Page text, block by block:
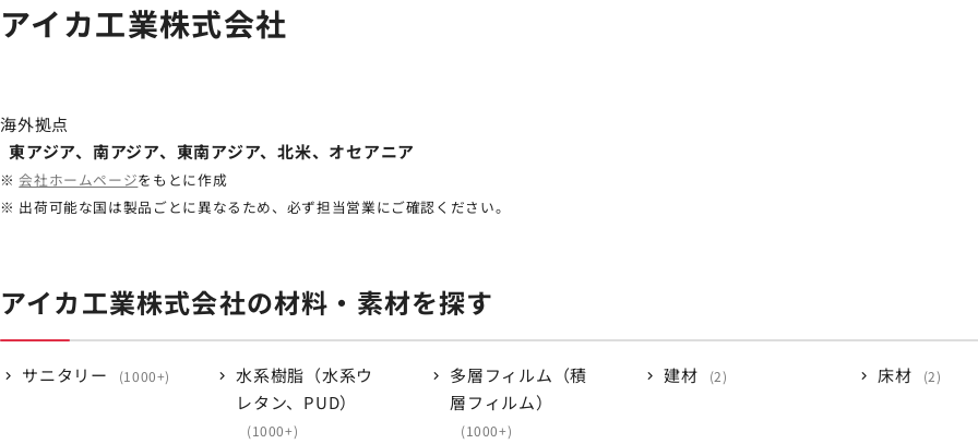
アイカ工業株式会社
海外拠点
東アジア、南アジア、東南アジア、北米、オセアニア
※ 会社ホームページをもとに作成
※ 出荷可能な国は製品ごとに異なるため、必ず担当営業にご確認ください。
アイカ工業株式会社の材料・素材を探す
サニタリー 1000+
水系樹脂（水系ウ
レタン、PUD）
1000+
多層フィルム（積
層フィルム）
1000+
建材 2 床材 2